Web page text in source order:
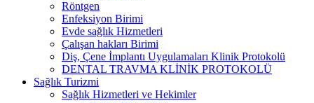
Röntgen
Enfeksiyon Birimi
Evde sağlık Hizmetleri
Çalışan hakları Birimi
Diş, Çene İmplantı Uygulamaları Klinik Protokolü
DENTAL TRAVMA KLİNİK PROTOKOLÜ
Sağlık Turizmi
Sağlık Hizmetleri ve Hekimler